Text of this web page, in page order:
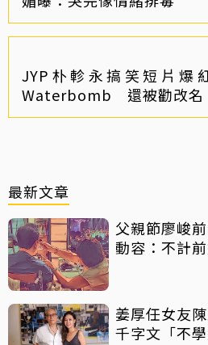
JYP朴軫永搞笑短片爆
Waterbomb 還被勸改名
最新文章
父親節廖峻
動容：不計
姜厚任女友
千字文「不